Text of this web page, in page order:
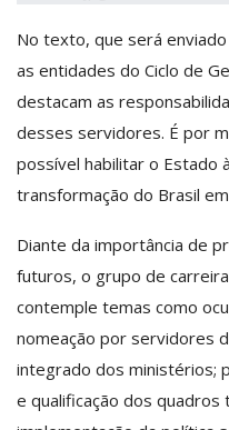
No texto, que será
as entidades do Ciclo de
destacam as
desses servidores. É por
possível habilitar o Estado
transformação do Brasil
Diante da importância de
futuros, o grupo de
contemple temas como
nomeação por servidores
integrado dos ministérios;
e qualificação dos quadros